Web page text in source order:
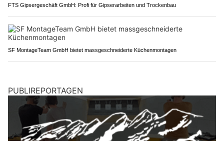
FTS Gipsergeschäft GmbH: Profi für Gipserarbeiten und Trockenbau
SF MontageTeam GmbH bietet massgeschneiderte Küchenmontagen
PUBLIREPORTAGEN